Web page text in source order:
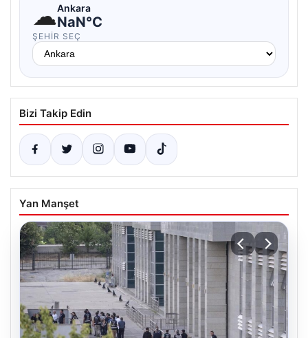
☁Ankara
NaN°C
ŞEHIR SEÇ
Bizi Takip Edin
Yan Manşet